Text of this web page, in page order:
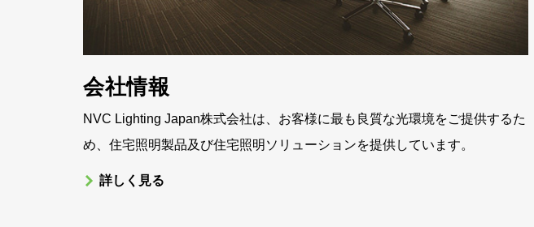
会社情報
NVC Lighting Japan株式会社は、お客様に最も良質な光環境をご提供するた
め、住宅照明製品及び住宅照明ソリューションを提供しています。
詳しく見る